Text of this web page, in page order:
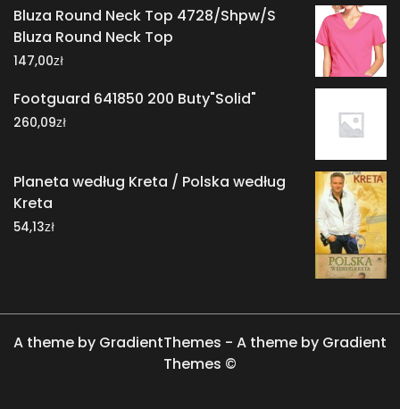
Bluza Round Neck Top 4728/Shpw/S
Bluza Round Neck Top
147,00zł
Footguard 641850 200 Buty"Solid"
260,09zł
Planeta według Kreta / Polska według
Kreta
54,13zł
A theme by GradientThemes - A theme by Gradient
Themes ©